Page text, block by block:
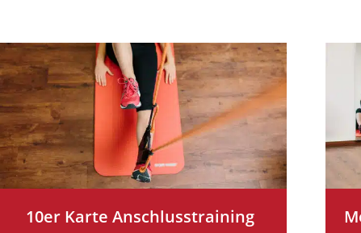
10er Karte Anschlusstraining